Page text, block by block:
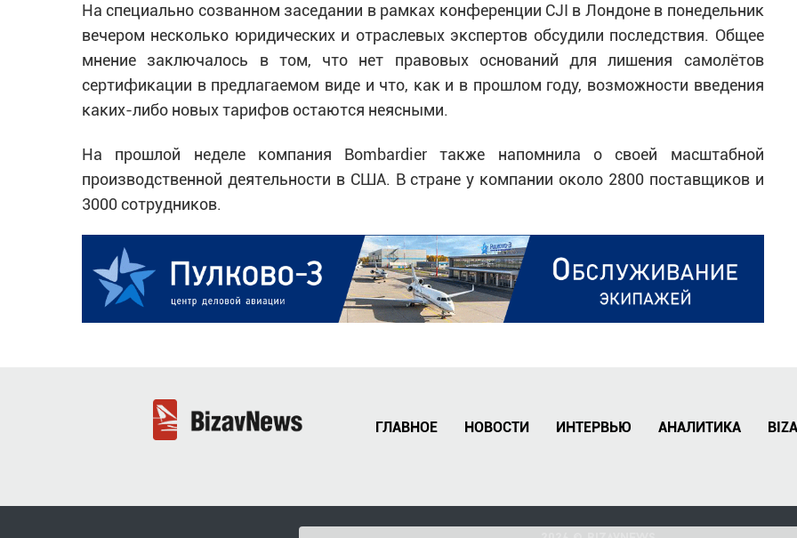
На специально созванном заседании в рамках конференции CJI в Лондоне в понедельник
вечером несколько юридических и отраслевых экспертов обсудили последствия. Общее
мнение заключалось в том, что нет правовых оснований для лишения самолётов
сертификации в предлагаемом виде и что, как и в прошлом году, возможности введения
каких-либо новых тарифов остаются неясными.
На прошлой неделе компания Bombardier также напомнила о своей масштабной
производственной деятельности в США. В стране у компании около 2800 поставщиков и
3000 сотрудников.
ГЛАВНОЕ НОВОСТИ ИНТЕРВЬЮ АНАЛИТИКА